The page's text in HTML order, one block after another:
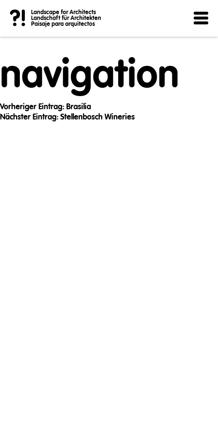
?!
Landscape for Architects
Landschaft für Architekten
Paisaje para arquitectos
Post
navigation
Vorheriger Eintrag: Brasilia
Nächster Eintrag: Stellenbosch Wineries